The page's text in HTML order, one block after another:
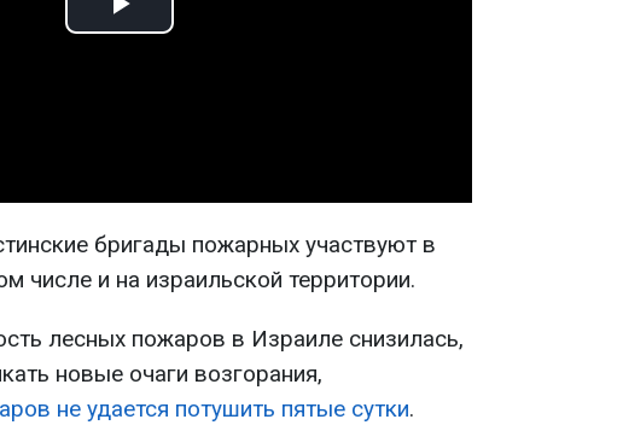
Play
бригады пожарных участвуют в
числе и на израильской территории.
лесных пожаров в Израиле снизилась,
новые очаги возгорания,
не удается потушить пятые сутки.